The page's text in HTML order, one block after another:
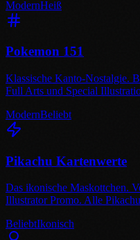
ModernHeiß
Pokemon 151
Klassische Kanto-Nostalgie.
Full Arts und Special
ModernBeliebt
Pikachu Kartenwerte
Das ikonische Maskottchen.
Illustrator Promo. Alle
BeliebtIkonisch